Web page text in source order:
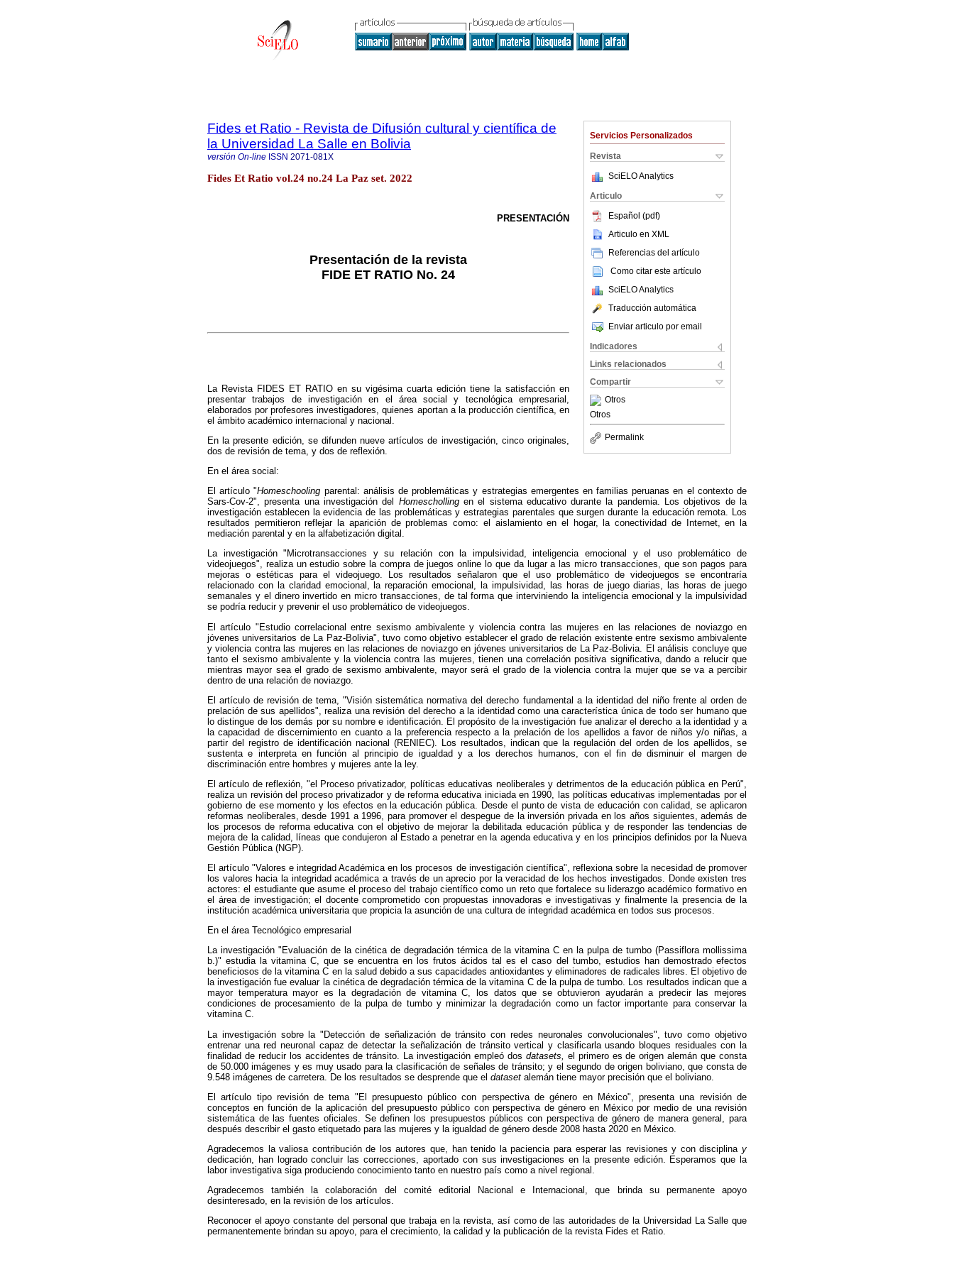
Servicios Personalizados
Revista
SciELO Analytics
Articulo
Español (pdf)
Articulo en XML
Referencias del artículo
Como citar este artículo
SciELO Analytics
Traducción automática
Enviar articulo por email
Indicadores
Links relacionados
Compartir
Otros
Otros
Permalink
Fides et Ratio - Revista de Difusión cultural y científica de
la Universidad La Salle en Bolivia
versión On-line ISSN 2071-081X
Fides Et Ratio vol.24 no.24 La Paz set. 2022
PRESENTACIÓN
Presentación de la revista
FIDE ET RATIO No. 24
La Revista FIDES ET RATIO en su vigésima cuarta edición tiene la satisfacción en
presentar trabajos de investigación en el área social y tecnológica empresarial,
elaborados por profesores investigadores, quienes aportan a la producción científica, en
el ámbito académico internacional y nacional.
En la presente edición, se difunden nueve artículos de investigación, cinco originales,
dos de revisión de tema, y dos de reflexión.
En el área social:
El artículo "Homeschooling parental: análisis de problemáticas y estrategias emergentes en familias peruanas en el contexto de
Sars-Cov-2", presenta una investigación del Homescholling en el sistema educativo durante la pandemia. Los objetivos de la
investigación establecen la evidencia de las problemáticas y estrategias parentales que surgen durante la educación remota. Los
resultados permitieron reflejar la aparición de problemas como: el aislamiento en el hogar, la conectividad de Internet, en la
mediación parental y en la alfabetización digital.
La investigación "Microtransacciones y su relación con la impulsividad, inteligencia emocional y el uso problemático de
videojuegos", realiza un estudio sobre la compra de juegos online lo que da lugar a las micro transacciones, que son pagos para
mejoras o estéticas para el videojuego. Los resultados señalaron que el uso problemático de videojuegos se encontraría
relacionado con la claridad emocional, la reparación emocional, la impulsividad, las horas de juego diarias, las horas de juego
semanales y el dinero invertido en micro transacciones, de tal forma que interviniendo la inteligencia emocional y la impulsividad
se podría reducir y prevenir el uso problemático de videojuegos.
El artículo "Estudio correlacional entre sexismo ambivalente y violencia contra las mujeres en las relaciones de noviazgo en
jóvenes universitarios de La Paz-Bolivia", tuvo como objetivo establecer el grado de relación existente entre sexismo ambivalente
y violencia contra las mujeres en las relaciones de noviazgo en jóvenes universitarios de La Paz-Bolivia. El análisis concluye que
tanto el sexismo ambivalente y la violencia contra las mujeres, tienen una correlación positiva significativa, dando a relucir que
mientras mayor sea el grado de sexismo ambivalente, mayor será el grado de la violencia contra la mujer que se va a percibir
dentro de una relación de noviazgo.
El artículo de revisión de tema, "Visión sistemática normativa del derecho fundamental a la identidad del niño frente al orden de
prelación de sus apellidos", realiza una revisión del derecho a la identidad como una característica única de todo ser humano que
lo distingue de los demás por su nombre e identificación. El propósito de la investigación fue analizar el derecho a la identidad y a
la capacidad de discernimiento en cuanto a la preferencia respecto a la prelación de los apellidos a favor de niños y/o niñas, a
partir del registro de identificación nacional (RENIEC). Los resultados, indican que la regulación del orden de los apellidos, se
sustenta e interpreta en función al principio de igualdad y a los derechos humanos, con el fin de disminuir el margen de
discriminación entre hombres y mujeres ante la ley.
El artículo de reflexión, "el Proceso privatizador, políticas educativas neoliberales y detrimentos de la educación pública en Perú",
realiza un revisión del proceso privatizador y de reforma educativa iniciada en 1990, las políticas educativas implementadas por el
gobierno de ese momento y los efectos en la educación pública. Desde el punto de vista de educación con calidad, se aplicaron
reformas neoliberales, desde 1991 a 1996, para promover el despegue de la inversión privada en los años siguientes, además de
los procesos de reforma educativa con el objetivo de mejorar la debilitada educación pública y de responder las tendencias de
mejora de la calidad, líneas que condujeron al Estado a penetrar en la agenda educativa y en los principios definidos por la Nueva
Gestión Pública (NGP).
El artículo "Valores e integridad Académica en los procesos de investigación científica", reflexiona sobre la necesidad de promover
los valores hacia la integridad académica a través de un aprecio por la veracidad de los hechos investigados. Donde existen tres
actores: el estudiante que asume el proceso del trabajo científico como un reto que fortalece su liderazgo académico formativo en
el área de investigación; el docente comprometido con propuestas innovadoras e investigativas y finalmente la presencia de la
institución académica universitaria que propicia la asunción de una cultura de integridad académica en todos sus procesos.
En el área Tecnológico empresarial
La investigación "Evaluación de la cinética de degradación térmica de la vitamina C en la pulpa de tumbo (Passiflora mollissima
b.)" estudia la vitamina C, que se encuentra en los frutos ácidos tal es el caso del tumbo, estudios han demostrado efectos
beneficiosos de la vitamina C en la salud debido a sus capacidades antioxidantes y eliminadores de radicales libres. El objetivo de
la investigación fue evaluar la cinética de degradación térmica de la vitamina C de la pulpa de tumbo. Los resultados indican que a
mayor temperatura mayor es la degradación de vitamina C, los datos que se obtuvieron ayudarán a predecir las mejores
condiciones de procesamiento de la pulpa de tumbo y minimizar la degradación como un factor importante para conservar la
vitamina C.
La investigación sobre la "Detección de señalización de tránsito con redes neuronales convolucionales", tuvo como objetivo
entrenar una red neuronal capaz de detectar la señalización de tránsito vertical y clasificarla usando bloques residuales con la
finalidad de reducir los accidentes de tránsito. La investigación empleó dos datasets, el primero es de origen alemán que consta
de 50.000 imágenes y es muy usado para la clasificación de señales de tránsito; y el segundo de origen boliviano, que consta de
9.548 imágenes de carretera. De los resultados se desprende que el dataset alemán tiene mayor precisión que el boliviano.
El artículo tipo revisión de tema "El presupuesto público con perspectiva de género en México", presenta una revisión de
conceptos en función de la aplicación del presupuesto público con perspectiva de género en México por medio de una revisión
sistemática de las fuentes oficiales. Se definen los presupuestos públicos con perspectiva de género de manera general, para
después describir el gasto etiquetado para las mujeres y la igualdad de género desde 2008 hasta 2020 en México.
Agradecemos la valiosa contribución de los autores que, han tenido la paciencia para esperar las revisiones y con disciplina y
dedicación, han logrado concluir las correcciones, aportado con sus investigaciones en la presente edición. Esperamos que la
labor investigativa siga produciendo conocimiento tanto en nuestro país como a nivel regional.
Agradecemos también la colaboración del comité editorial Nacional e Internacional, que brinda su permanente apoyo
desinteresado, en la revisión de los artículos.
Reconocer el apoyo constante del personal que trabaja en la revista, así como de las autoridades de la Universidad La Salle que
permanentemente brindan su apoyo, para el crecimiento, la calidad y la publicación de la revista Fides et Ratio.